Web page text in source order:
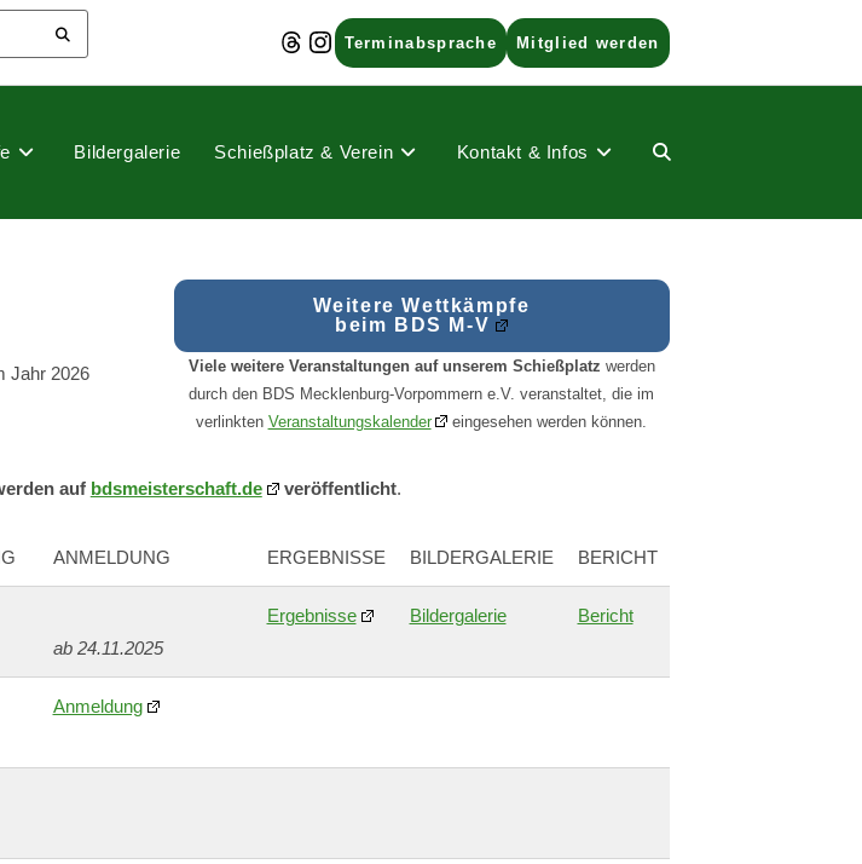
ThreadsInstagramTerminabsprache Mitglied werden
Bildergalerie Schießplatz & Verein Kontakt & Infos Website-
Suche
Jahr 2026
Weitere Wettkämpfe
beim BDS M-V
Viele weitere Veranstaltungen auf unserem Schießplatz werden
durch den BDS Mecklenburg-Vorpommern e.V. veranstaltet, die im
verlinkten Veranstaltungskalender eingesehen werden können.
auf bdsmeisterschaft.de veröffentlicht.
ANMELDUNG ERGEBNISSE BILDERGALERIE BERICHT
ab 24.11.2025
Ergebnisse Bildergalerie Bericht
Anmeldung